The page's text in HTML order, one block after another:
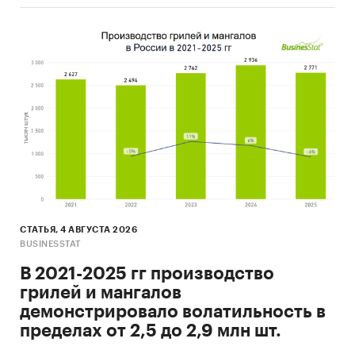
СТАТЬЯ, 4 АВГУСТА 2026
BUSINESSTAT
В 2021-2025 гг производство
грилей и мангалов
демонстрировало волатильность в
пределах от 2,5 до 2,9 млн шт.